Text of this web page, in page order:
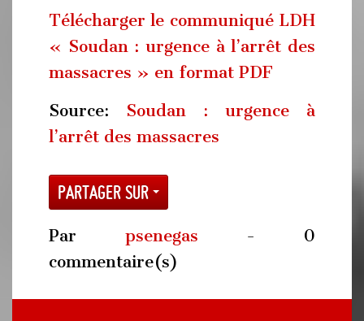
Télécharger le communiqué LDH
« Soudan : urgence à l’arrêt des
massacres » en format PDF
Source: Soudan : urgence à
l’arrêt des massacres
Partager sur
Par psenegas - 0
commentaire(s)